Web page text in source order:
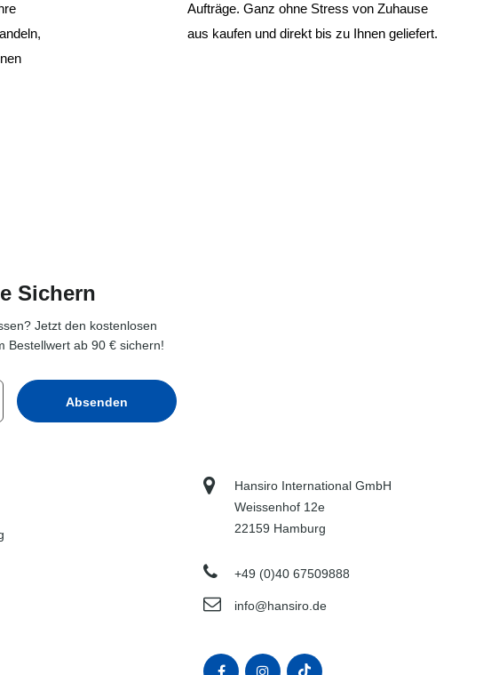
Aufträge. Ganz ohne Stress von Zuhause
aus kaufen und direkt bis zu Ihnen geliefert.
Sichern
Jetzt den kostenlosen
Bestellwert ab 90 € sichern!
Hansiro International GmbH
Weissenhof 12e
22159 Hamburg
+49 (0)40 67509888
info@hansiro.de